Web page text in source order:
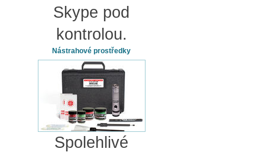
Skype pod
kontrolou.
Nástrahové prostředky
Spolehlivé